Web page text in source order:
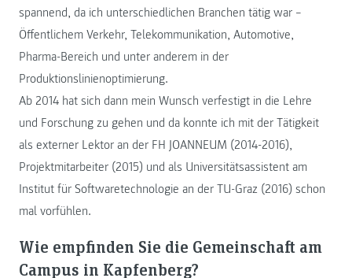
spannend, da ich unterschiedlichen Branchen tätig war –
Öffentlichem Verkehr, Telekommunikation, Automotive,
Pharma-Bereich und unter anderem in der
Produktionslinienoptimierung.
Ab 2014 hat sich dann mein Wunsch verfestigt in die Lehre
und Forschung zu gehen und da konnte ich mit der Tätigkeit
als externer Lektor an der FH JOANNEUM (2014-2016),
Projektmitarbeiter (2015) und als Universitätsassistent am
Institut für Softwaretechnologie an der TU-Graz (2016) schon
mal vorfühlen.
Wie empfinden Sie die Gemeinschaft am
Campus in Kapfenberg?